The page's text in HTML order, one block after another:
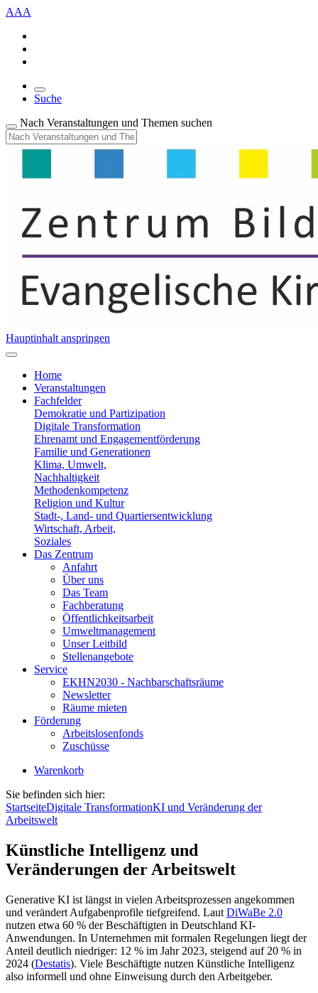
AAA
Suche
Nach Veranstaltungen und Themen suchen
Hauptinhalt anspringen
Home
Veranstaltungen
Fachfelder
Demokratie und Partizipation
Digitale Transformation
Ehrenamt und Engagementförderung
Familie und Generationen
Klima, Umwelt,
Nachhaltigkeit
Methodenkompetenz
Religion und Kultur
Stadt-, Land- und Quartiersentwicklung
Wirtschaft, Arbeit,
Soziales
Das Zentrum
Anfahrt
Über uns
Das Team
Fachberatung
Öffentlichkeitsarbeit
Umweltmanagement
Unser Leitbild
Stellenangebote
Service
EKHN2030 - Nachbarschaftsräume
Newsletter
Räume mieten
Förderung
Arbeitslosenfonds
Zuschüsse
Warenkorb
Sie befinden sich hier:
StartseiteDigitale TransformationKI und Veränderung der
Arbeitswelt
Künstliche Intelligenz und
Veränderungen der Arbeitswelt
Generative KI ist längst in vielen Arbeitsprozessen angekommen
und verändert Aufgabenprofile tiefgreifend. Laut DiWaBe 2.0
nutzen etwa 60 % der Beschäftigten in Deutschland KI-
Anwendungen. In Unternehmen mit formalen Regelungen liegt der
Anteil deutlich niedriger: 12 % im Jahr 2023, steigend auf 20 % in
2024 (Destatis). Viele Beschäftigte nutzen Künstliche Intelligenz
also informell und ohne Einweisung durch den Arbeitgeber.